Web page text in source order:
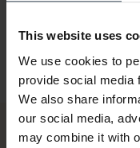
This website uses
We use cookies to
provide social media
We also share
our social media,
may combine it with